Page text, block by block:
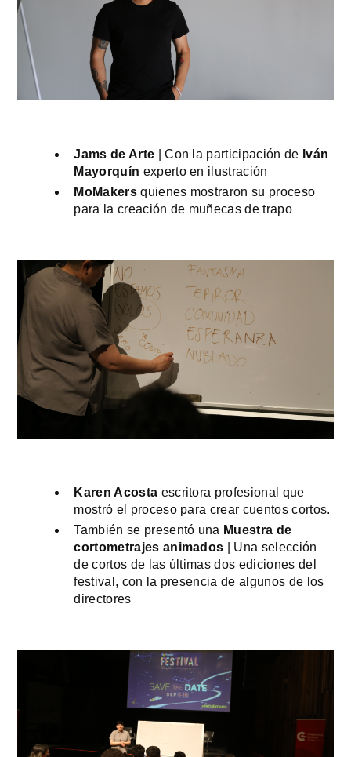
Jams de Arte | Con la participación de Iván
Mayorquín experto en ilustración
MoMakers quienes mostraron su proceso
para la creación de muñecas de trapo
Karen Acosta escritora profesional que
mostró el proceso para crear cuentos cortos.
También se presentó una Muestra de
cortometrajes animados | Una selección
de cortos de las últimas dos ediciones del
festival, con la presencia de algunos de los
directores